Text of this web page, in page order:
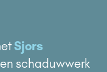
Sjors
schaduwwerk